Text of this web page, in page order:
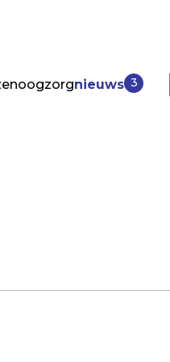
oogzorgnieuws 3